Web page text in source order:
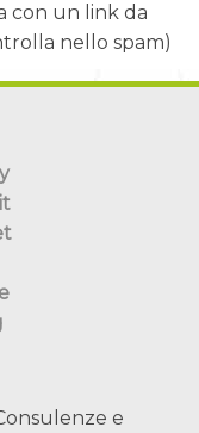
con un link da
nello spam)
e